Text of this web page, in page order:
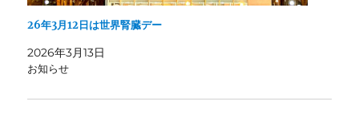
26年3月12日は世界腎臓デー
2026年3月13日
お知らせ